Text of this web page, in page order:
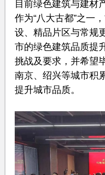
目前绿色建筑与建材
作为“八大古都”之一
设、精品片区与常规
市的绿色建筑品质提
挑战及要求，并希望
南京、绍兴等城市积
提升城市品质。